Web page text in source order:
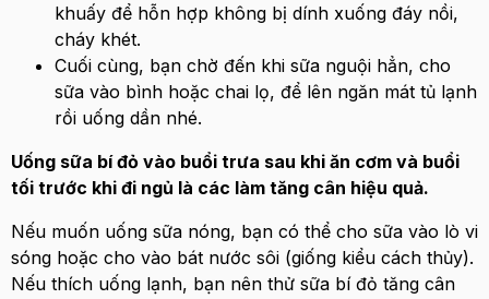
khuấy để hỗn hợp không bị dính xuống đáy nồi,
cháy khét.
Cuối cùng, bạn chờ đến khi sữa nguội hẳn, cho
sữa vào bình hoặc chai lọ, để lên ngăn mát tủ lạnh
rồi uống dần nhé.
Uống sữa bí đỏ vào buổi trưa sau khi ăn cơm và buổi
tối trước khi đi ngủ là các làm tăng cân hiệu quả.
Nếu muốn uống sữa nóng, bạn có thể cho sữa vào lò vi
sóng hoặc cho vào bát nước sôi (giống kiểu cách thủy).
Nếu thích uống lạnh, bạn nên thử sữa bí đỏ tăng cân